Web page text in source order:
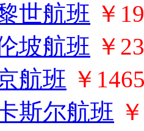
世航班 ￥
坡航班 ￥
航班 ￥
斯尔航班